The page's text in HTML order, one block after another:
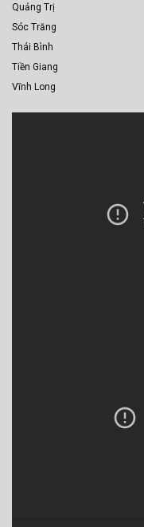
Quảng Trị
Sóc Trăng
Thái Bình
Tiền Giang
Vĩnh Long